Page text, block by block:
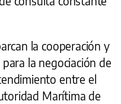
la cooperación y
la negociación de
entre el
Marítima de